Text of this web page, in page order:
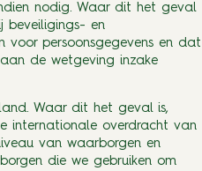
nodig. Waar dit het geval
beveiligings- en
voor persoonsgegevens en dat
de wetgeving inzake
Waar dit het geval is,
internationale overdracht van
van waarborgen en
die we gebruiken om